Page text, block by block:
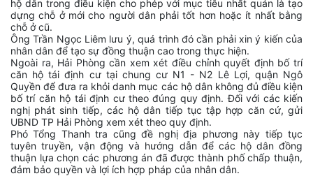
hộ dân trong điều kiện cho phép với mục tiêu nhất quán là tạo
dựng chỗ ở mới cho người dân phải tốt hơn hoặc ít nhất bằng
chỗ ở cũ.
Ông Trần Ngọc Liêm lưu ý, quá trình đó cần phải xin ý kiến của
nhân dân để tạo sự đồng thuận cao trong thực hiện.
Ngoài ra, Hải Phòng cần xem xét điều chỉnh quyết định bố trí
căn hộ tái định cư tại chung cư N1 - N2 Lê Lợi, quận Ngô
Quyền để đưa ra khỏi danh mục các hộ dân không đủ điều kiện
bố trí căn hộ tái định cư theo đúng quy định. Đối với các kiến
nghị phát sinh tiếp, các hộ dân tiếp tục tập hợp căn cứ, gửi
UBND TP Hải Phòng xem xét theo quy định.
Phó Tổng Thanh tra cũng đề nghị địa phương này tiếp tục
tuyên truyền, vận động và hướng dẫn để các hộ dân đồng
thuận lựa chọn các phương án đã được thành phố chấp thuận,
đảm bảo quyền và lợi ích hợp pháp của nhân dân.